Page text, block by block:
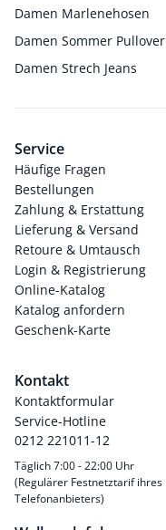
Damen Marlenehosen
Damen Sommer Pullover
Damen Strech Jeans
Service
Häufige Fragen
Bestellungen
Zahlung & Erstattung
Lieferung & Versand
Retoure & Umtausch
Login & Registrierung
Online-Katalog
Katalog anfordern
Geschenk-Karte
Kontakt
Kontaktformular
Service-Hotline
0212 221011-12
Täglich 7:00 - 22:00 Uhr
(Regulärer Festnetztarif ihres
Telefonanbieters)